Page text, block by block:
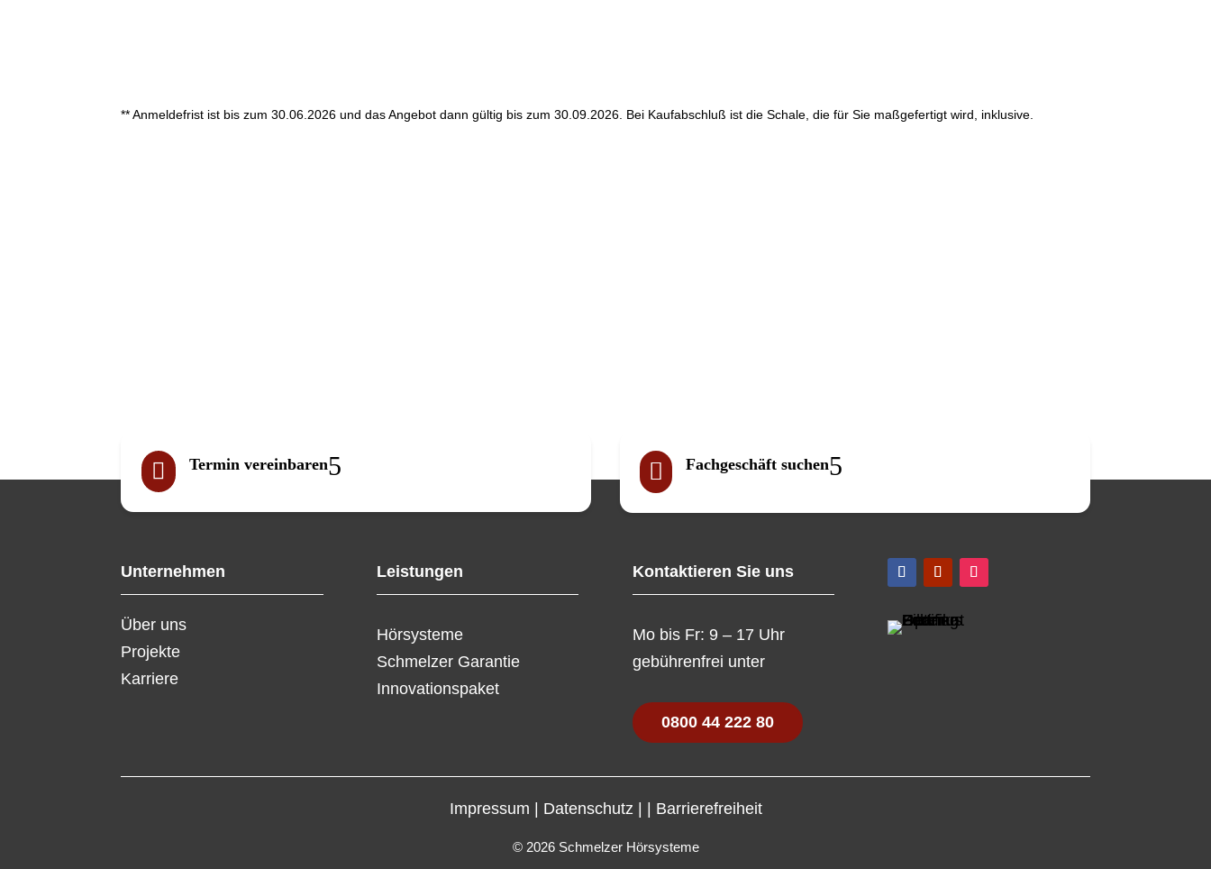
** Anmeldefrist ist bis zum 30.06.2026 und das Angebot dann gültig bis zum 30.09.2026. Bei Kaufabschluß ist die Schale, die für Sie maßgefertigt wird, inklusive.
 Termin vereinbaren  Fachgeschäft suchen
Unternehmen
Über uns
Projekte
Karriere
Leistungen
Hörsysteme
Schmelzer Garantie
Innovationspaket
Kontaktieren Sie uns
Mo bis Fr: 9 – 17 Uhr
gebührenfrei unter
0800 44 222 80
Impressum | Datenschutz | | Barrierefreiheit
© 2026 Schmelzer Hörsysteme